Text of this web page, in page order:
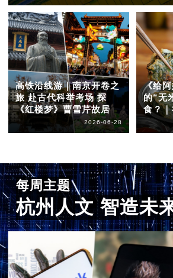
高铁沿线游｜南京开卷之
旅 赴古代科举考场 探
《红楼梦》曹雪芹故居
2026-06-28
《给
的“无
食？
每周主题
杭州人文 智造未